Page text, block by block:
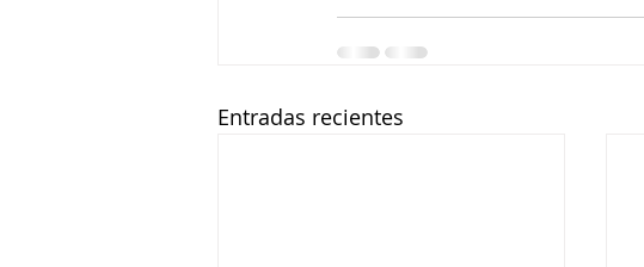
Entradas recientes